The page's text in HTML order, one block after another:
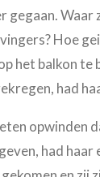
Hoe
het balkon te
had
opwinden
had